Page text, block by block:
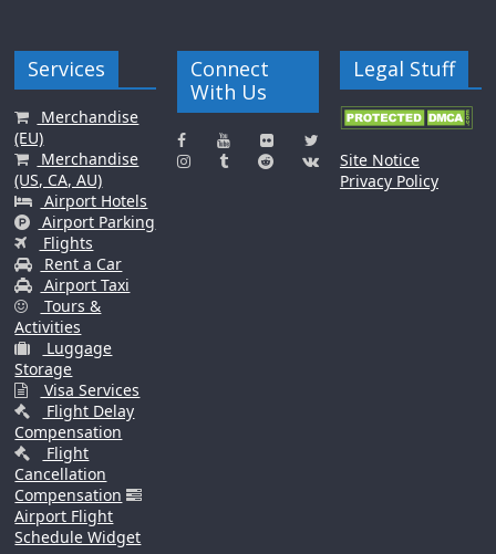
Services
Merchandise
(EU)
Merchandise
(US, CA, AU)
Airport Hotels
Airport Parking
Flights
Rent a Car
Airport Taxi
Tours &
Activities
Luggage
Storage
Visa Services
Flight Delay
Compensation
Flight
Cancellation
Compensation
Airport Flight
Schedule Widget
Connect
With Us
Legal Stuff
Site Notice
Privacy Policy